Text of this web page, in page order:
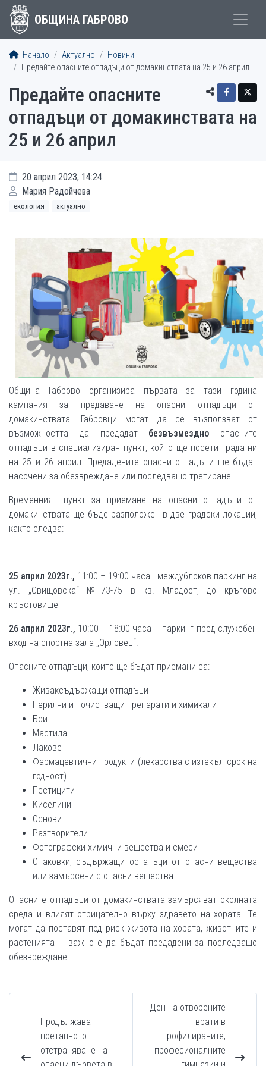
ОБЩИНА ГАБРОВО
Начало Актуално
Новини
Предайте опасните отпадъци от домакинствата на 25 и 26 април
Предайте опасните
отпадъци от домакинствата на
25 и 26 април
20 април 2023, 14:24
Мария Радойчева
екология актуално
Община Габрово организира първата за тази година
кампания за предаване на опасни отпадъци от
домакинствата. Габровци могат да се възползват от
възможността да предадат безвъзмездно опасните
отпадъци в специализиран пункт, който ще посети града ни
на 25 и 26 април. Предадените опасни отпадъци ще бъдат
насочени за обезвреждане или последващо третиране.
Временният пункт за приемане на опасни отпадъци от
домакинствата ще бъде разположен в две градски локации,
както следва:
25 април 2023г., 11:00 – 19:00 часа - междублоков паркинг на
ул. „Свищовска“ №73-75 в кв. Младост, до кръгово
кръстовище
26 април 2023г., 10:00 – 18:00 часа – паркинг пред служебен
вход на спортна зала „Орловец“.
Опасните отпадъци, които ще бъдат приемани са:
Живаксъдържащи отпадъци
Перилни и почистващи препарати и химикали
Бои
Мастила
Лакове
Фармацевтични продукти (лекарства с изтекъл срок на
годност)
Пестицити
Киселини
Основи
Разтворители
Фотографски химични вещества и смеси
Опаковки, съдържащи остатъци от опасни вещества
или замърсени с опасни вещества
Опасните отпадъци от домакинствата замърсяват околната
среда и влияят отрицателно върху здравето на хората. Те
могат да поставят под риск живота на хората, животните и
растенията – важно е да бъдат предадени за последващо
обезвреждане!
Продължава
поетапното
отстраняване на
Ден на отворените
врати в
профилираните,
професионалните